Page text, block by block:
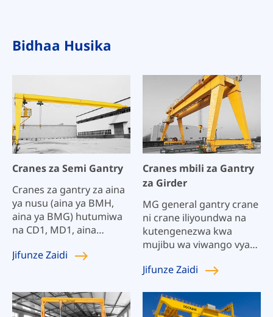
Bidhaa Husika
Cranes za Semi Gantry
Cranes za gantry za aina
ya nusu (aina ya BMH,
aina ya BMG) hutumiwa
na CD1, MD1, aina
umeme au trolley ya LH
kusafirisha, kupakia na
kupakua katika maeneo
JifunzeZaidi
Cranes mbili za Gantry
za Girder
MG general gantry crane
ni crane iliyoundwa na
kutengenezwa kwa
mujibu wa viwango vya
GB/T3811 "Specifications
GB/T14406 "General
Gantry Crane". Crane
JifunzeZaidi